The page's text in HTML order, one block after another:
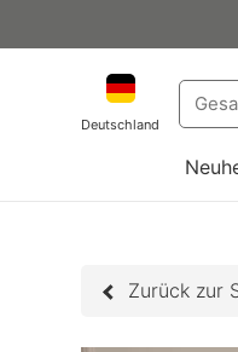
Deutschland
Zurück zur